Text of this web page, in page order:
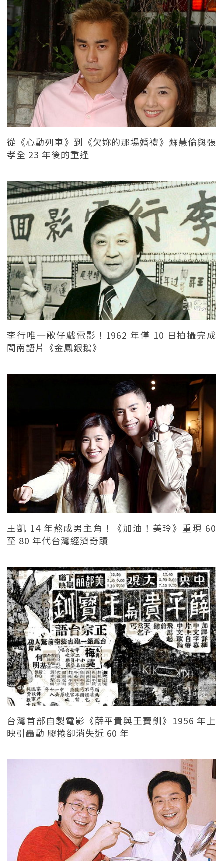
從《心動列車》到《欠妳的那場婚禮》蘇慧倫與張
孝全 23 年後的重逢
李行唯一歌仔戲電影！1962 年僅 10 日拍攝完成
閩南語片《金鳳銀鵝》
王凱 14 年熬成男主角！《加油！美玲》重現 60
至 80 年代台灣經濟奇蹟
台灣首部自製電影《薛平貴與王寶釧》1956 年上
映引轟動 膠捲卻消失近 60 年